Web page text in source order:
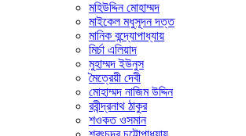
মহিউদ্দিন মোহাম্মদ
মাইকেল মধুসূদন দত্ত
মানিক বন্দ্যোপাধ্যায়
মির্চা এলিয়াদ
মুহাম্মদ ইউনুস
মৈত্রেয়ী দেবী
মোহাম্মদ নাজিম উদ্দিন
রবীন্দ্রনাথ ঠাকুর
শওকত ওসমান